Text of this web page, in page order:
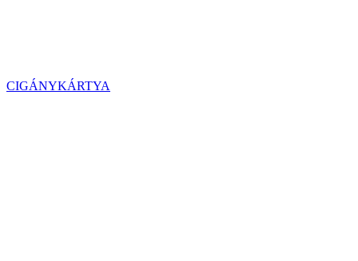
CIGÁNYKÁRTYA